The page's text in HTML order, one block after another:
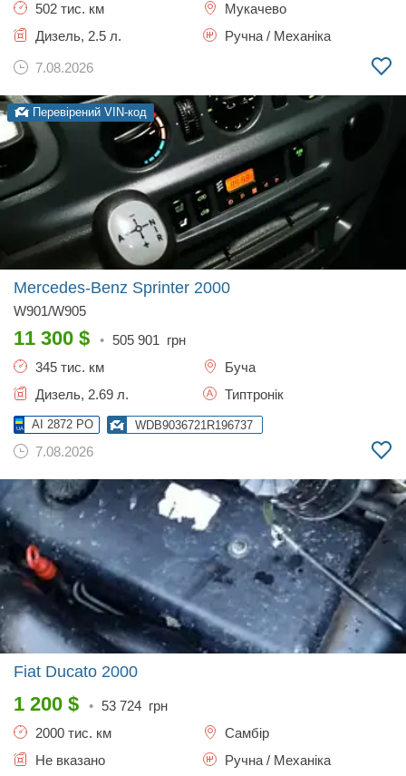
502 тис. км
Мукачево
Дизель, 2.5 л.
Ручна / Механіка
7.08.2026
Перевірений VIN-код
Mercedes-Benz Sprinter 2000
W901/W905
11 300 $ • 505 901 грн
345 тис. км
Буча
Дизель, 2.69 л.
Типтронік
AI 2872 PO WDB9036721R196737
7.08.2026
Fiat Ducato 2000
1 200 $ • 53 724 грн
2000 тис. км
Самбір
Не вказано
Ручна / Механіка